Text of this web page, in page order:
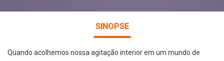
SINOPSE
Quando acolhemos nossa agitação interior em um mundo de